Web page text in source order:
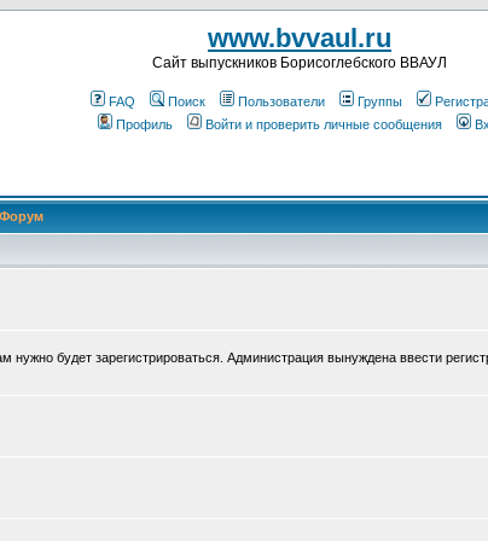
www.bvvaul.ru
Cайт выпускников Борисоглебского ВВАУЛ
FAQ Поиск Пользователи Группы
Профиль
Войти и проверить личные сообщения
Форум
будет зарегистрироваться. Администрация вынуждена ввести